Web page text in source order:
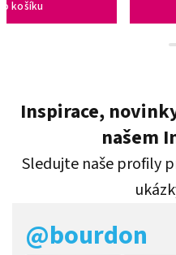
Inspirace,
našem
Sledujte naše profily
@bourdon